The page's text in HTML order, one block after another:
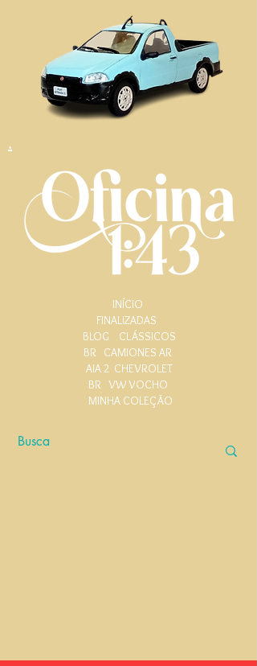
.
INÍCIO
FINALIZADAS
BLOG
CLÁSSICOS
BR CAMIONES AR
AIA 2 CHEVROLET
BR VW VOCHO
MINHA COLEÇÃO